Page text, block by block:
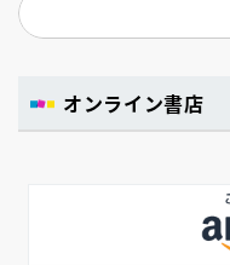
オンライン書店